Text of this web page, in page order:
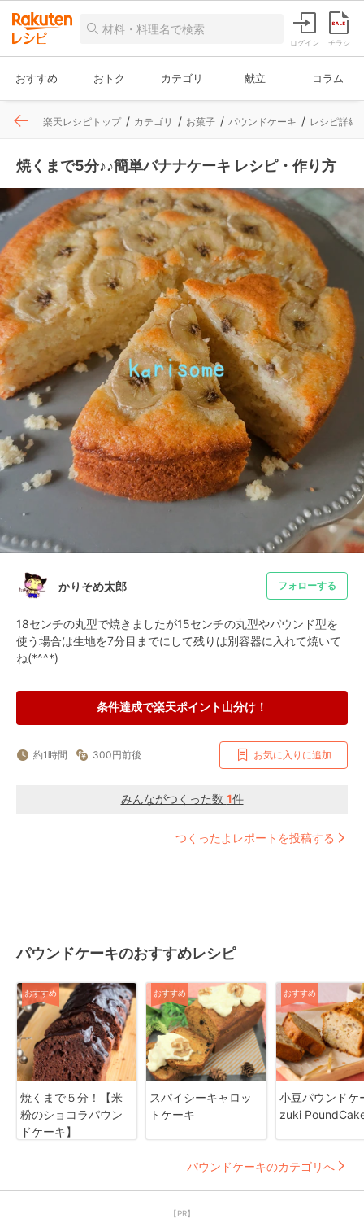
ログイン チラシ
おすすめ おトク カテゴリ 献立 コラム
楽天レシピトップ カテゴリ お菓子 パウンドケーキ レシピ詳細
焼くまで5分♪♪簡単バナナケーキ レシピ・作り方
かりそめ太郎 フォローする
18センチの丸型で焼きましたが15センチの丸型やパウンド型を
使う場合は生地を7分目までにして残りは別容器に入れて焼いて
ね(*^^*)
条件達成で楽天ポイント山分け！
約1時間 300円前後 お気に入りに追加
みんながつくった数 1件
つくったよレポートを投稿する
パウンドケーキのおすすめレシピ
おすすめ
焼くまで５分！【米
粉のショコラパウン
ドケーキ】
おすすめ
スパイシーキャロッ
トケーキ
おすすめ
小豆パウンドケ
zuki
パウンドケーキのカテゴリへ
【PR】